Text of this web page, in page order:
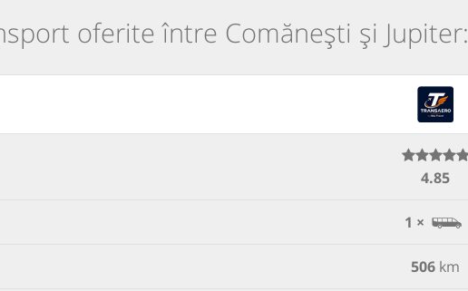
oferite între Comănești și Jupiter:
4.85
1 ×
506 km